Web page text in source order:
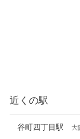
近くの駅
谷町四丁目駅 大